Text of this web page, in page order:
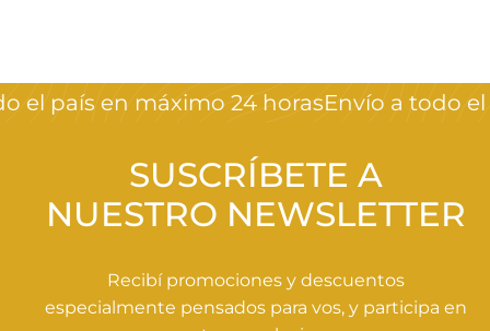
0
,
el país en máximo 24 horasEnvío a todo el
SUSCRÍBETE A
NUESTRO NEWSLETTER
Recibí promociones y descuentos
especialmente pensados para vos, y participa en